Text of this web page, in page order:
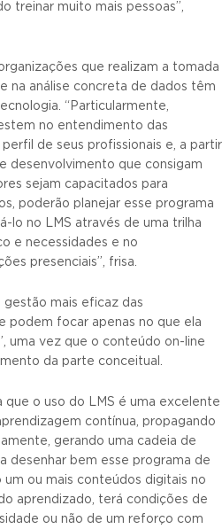
treinar muito mais pessoas”,
que realizam a tomada
na análise concreta de dados têm
“Particularmente,
no entendimento das
de seus profissionais e, a partir
desenvolvimento que consigam
sejam capacitados para
poderão planejar esse programa
lo no LMS através de uma trilha
e necessidades e no
presenciais”, frisa.
gestão mais eficaz das
podem focar apenas no que ela
uma vez que o conteúdo on-line
da parte conceitual.
que o uso do LMS é uma excelente
contínua, propagando
gerando uma cadeia de
desenhar bem esse programa de
ou mais conteúdos digitais no
aprendizado, terá condições de
ou não de um reforço com